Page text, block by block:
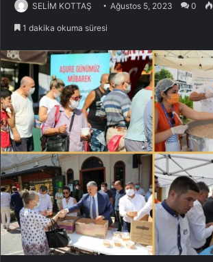
SELİM KOTTAŞ Ağustos 5, 2023 0
1 dakika okuma süresi